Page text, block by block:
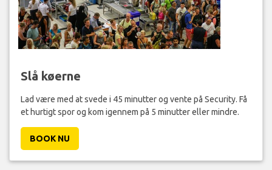
Slå køerne
Lad være med at svede i 45 minutter og vente på Security. Få
et hurtigt spor og kom igennem på 5 minutter eller mindre.
BOOK NU